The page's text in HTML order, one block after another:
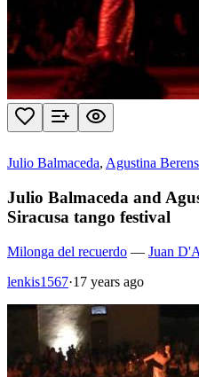
Julio Balmaceda, Agustina
Julio Balmaceda and
Siracusa tango festival
Milonga del recuerdo — Juan
lenkis1567·17 years ago